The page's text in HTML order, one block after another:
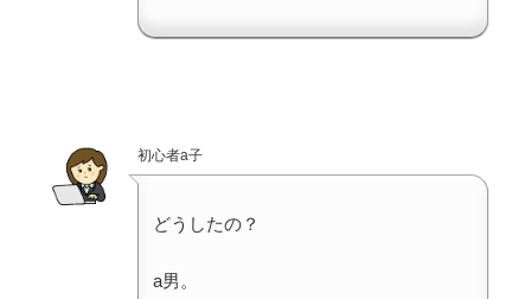
初心者a子
どうしたの？
a男。